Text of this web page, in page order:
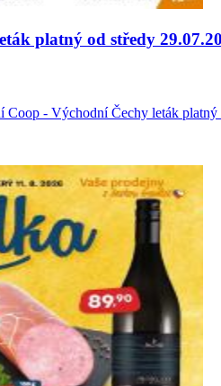
platný od středy
- Východní Čechy leták